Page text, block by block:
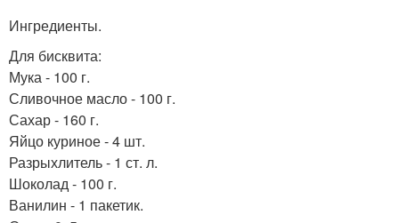
Ингредиенты.
Для бисквита:
Мука - 100 г.
Сливочное масло - 100 г.
Сахар - 160 г.
Яйцо куриное - 4 шт.
Разрыхлитель - 1 ст. л.
Шоколад - 100 г.
Ванилин - 1 пакетик.